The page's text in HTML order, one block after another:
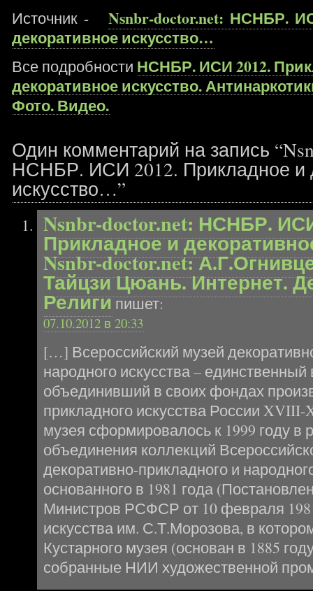
Источник -Nsnbr-doctor.net: НСНБР.
декоративное искусство…
Все подробности НСНБР. ИСИ 2012.
декоративное искусство.
Фото. Видео.
Один комментарий на запись
НСНБР. ИСИ 2012. Прикладное и
искусство…”
Nsnbr-doctor.net: НСНБР.
Прикладное и
Nsnbr-doctor.net:
Тайцзи Цюань. Интернет.
Религипишет:
07.10.2012 в 20:33
[…] Всероссийский музей
народного искусства –
объединивший в своих фондах
прикладного искусства России
музея сформировалось к 1999 году в
объединения коллекций
декоративно-прикладного и
основанного в 1981 года
Министров РСФСР от 10 февраля
искусства им. С.Т.Морозова, в
Кустарного музея (основан в 1885
собранные НИИ художественной